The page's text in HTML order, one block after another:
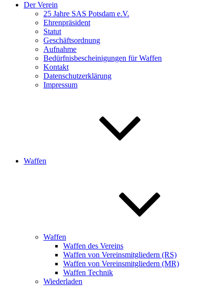
Der Verein
25 Jahre SAS Potsdam e.V.
Ehrenpräsident
Statut
Geschäftsordnung
Aufnahme
Bedürfnisbescheinigungen für Waffen
Kontakt
Datenschutzerklärung
Impressum
Waffen
Waffen
Waffen des Vereins
Waffen von Vereinsmitgliedern (RS)
Waffen von Vereinsmitgliedern (MR)
Waffen Technik
Wiederladen